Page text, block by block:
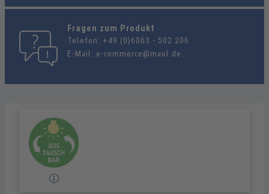
Fragen zum Produkt
Telefon: +49 (0)6063 - 502 206
E-Mail: e-commerce@maul.de